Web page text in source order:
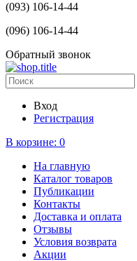
(093) 106-14-44
(096) 106-14-44
Обратный звонок
Вход
Регистрация
В корзине: 0
На главную
Каталог товаров
Публикации
Контакты
Доставка и оплата
Отзывы
Условия возврата
Акции